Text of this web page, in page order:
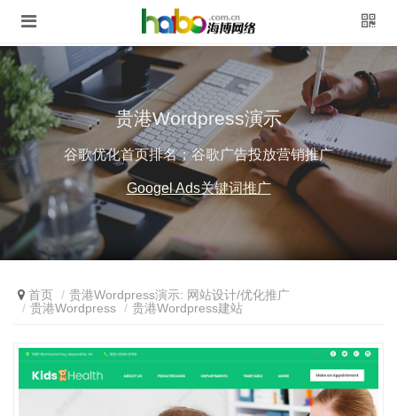
贵港Wordpress演示
谷歌优化首页排名；谷歌广告投放营销推广
Googel Ads关键词推广
首页
贵港Wordpress演示: 网站设计/优化推广
贵港Wordpress
贵港Wordpress建站